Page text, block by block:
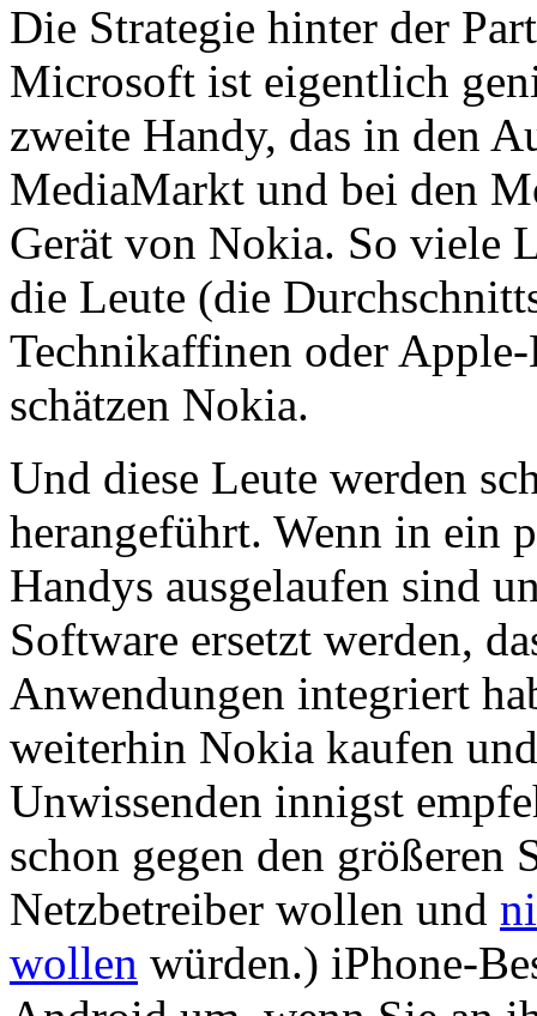
Die Strategie hinter der
Microsoft ist eigentlich
zweite Handy, das in den
MediaMarkt und bei den
Gerät von Nokia. So viele
die Leute (die
Technikaffinen oder
schätzen Nokia.
Und diese Leute werden
herangeführt. Wenn in ein
Handys ausgelaufen sind
Software ersetzt werden,
Anwendungen integriert
weiterhin Nokia kaufen
Unwissenden innigst
schon gegen den größeren
Netzbetreiber wollen und
wollen würden.) iPhone-